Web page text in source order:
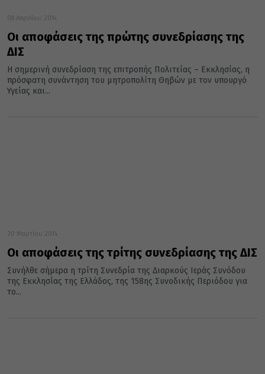
08 Απριλίου 2014
Οι αποφάσεις της πρώτης συνεδρίασης της
ΔΙΣ
Η σημερινή συνεδρίαση της επιτροπής Πολιτείας – Εκκλησίας, η
πρόσφατη συνάντηση του μητροπολίτη Θηβών με τον υπουργό
Υγείας και...
20 Μαρτίου 2014
Οι αποφάσεις της τρίτης συνεδρίασης της ΔΙΣ
Συνήλθε σήμερα η τρίτη Συνεδρία της Διαρκούς Ιεράς Συνόδου
της Εκκλησίας της Ελλάδος, της 158ης Συνοδικής Περιόδου για
το...